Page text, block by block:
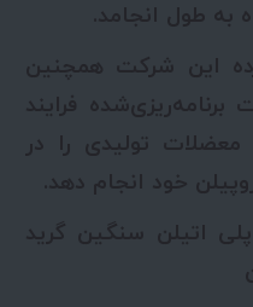
طول انجامد.
این شرکت همچنین
برنامه‌ریزی‌شده فرایند
معضلات تولیدی را در
خود انجام دهد.
پلی اتیلن سنگین گرید